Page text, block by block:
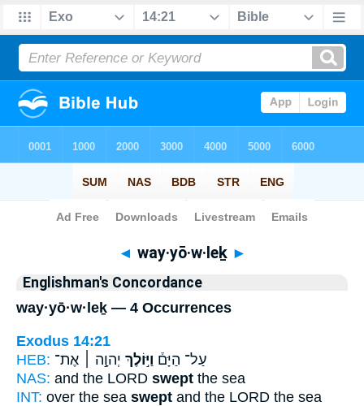
Bible> Strong's > Hebrew
◄ way·yō·w·leḵ ►
Englishman's Concordance
way·yō·w·leḵ — 4 Occurrences
Exodus 14:21
HEB:
עַל־ הַיָּם֒ וַיּ֣וֹלֶךְ יְהוָ֣ה ׀ אֶת־
NAS: and the LORD swept the sea
INT: over the sea swept and the LORD the sea